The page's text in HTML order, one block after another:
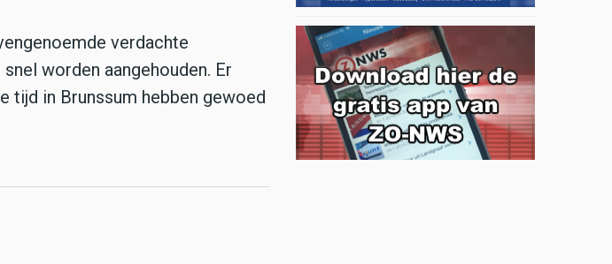
verdachte
worden aangehouden. Er
tijd in Brunssum hebben gewoed